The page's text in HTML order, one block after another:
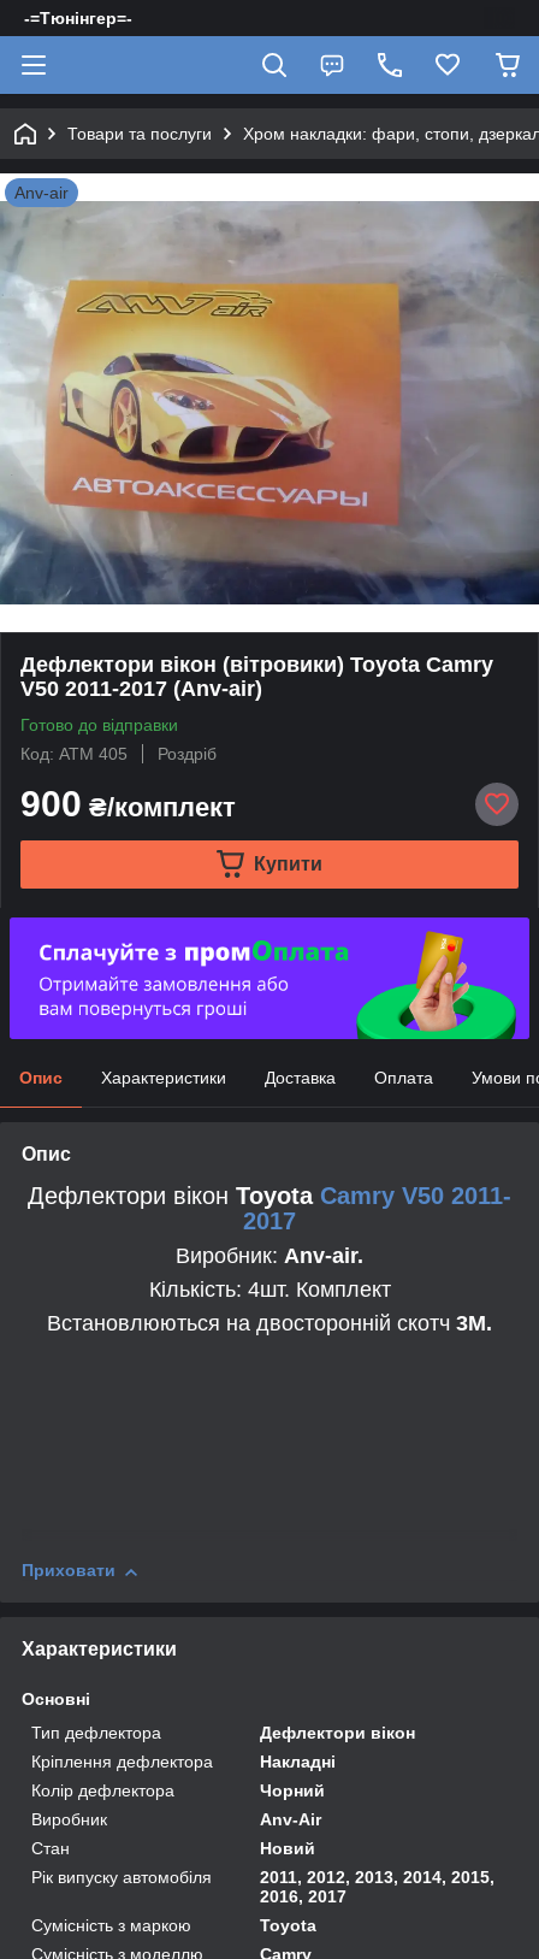
-=Тюнінгер=-
Товари та послуги Хром накладки: фари, стопи,
Anv-air
Дефлектори вікон (вітровики) Toyota Camry
V50 2011-2017 (Anv-air)
Готово до відправки
Код: ATM 405
Роздріб
900 ₴/комплект
Купити
Опис Характеристики Доставка Оплата Умови
Опис
Дефлектори вікон Toyota Camry V50 2011-
2017
Виробник: Anv-air.
Кількість: 4шт. Комплект
Встановлюються на двосторонній скотч 3М.
Приховати
Характеристики
Основні
Тип дефлектора
Дефлектори вікон
Кріплення дефлектора
Накладні
Колір дефлектора
Чорний
Виробник
Anv-Air
Стан
Новий
Рік випуску автомобіля
2011, 2012, 2013, 2014, 2015,
2016, 2017
Сумісність з маркою
Toyota
Сумісність з моделлю
Camry